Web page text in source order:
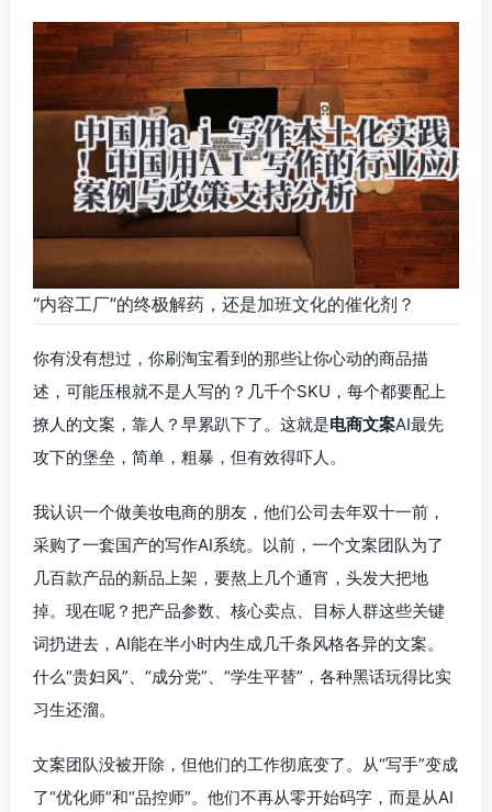
“内容工厂”的终极解药，还是加班文化的催化剂？
你有没有想过，你刷淘宝看到的那些让你心动的商品描
述，可能压根就不是人写的？几千个SKU，每个都要配上
撩人的文案，靠人？早累趴下了。这就是电商文案AI最先
攻下的堡垒，简单，粗暴，但有效得吓人。
我认识一个做美妆电商的朋友，他们公司去年双十一前，
采购了一套国产的写作AI系统。以前，一个文案团队为了
几百款产品的新品上架，要熬上几个通宵，头发大把地
掉。现在呢？把产品参数、核心卖点、目标人群这些关键
词扔进去，AI能在半小时内生成几千条风格各异的文案。
什么“贵妇风”、“成分党”、“学生平替”，各种黑话玩得比实
习生还溜。
文案团队没被开除，但他们的工作彻底变了。从“写手”变成
了“优化师”和“品控师”。他们不再从零开始码字，而是从AI